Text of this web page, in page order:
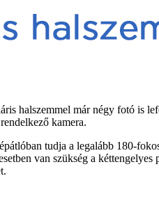
halszemmel már négy fotó is
kamera.
tudja a legalább 180-
van szükség a